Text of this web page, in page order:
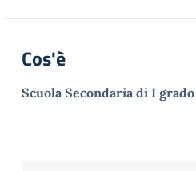
Cos'è
Scuola Secondaria di I grado